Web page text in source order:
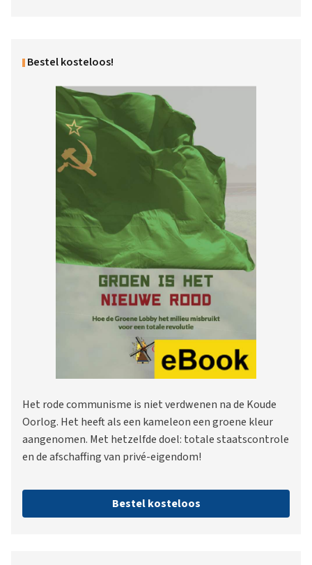
Bestel kosteloos!
Het rode communisme is niet verdwenen na de Koude
Oorlog. Het heeft als een kameleon een groene kleur
aangenomen. Met hetzelfde doel: totale staatscontrole
en de afschaffing van privé-eigendom!
Bestel kosteloos